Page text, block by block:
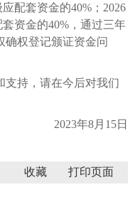
配套资金的40%；2026
资金的40%，通过三年
确权登记颁证资金问
持，请在今后对我们
2023年8月15日
收藏